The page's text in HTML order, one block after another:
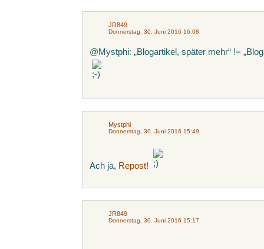
JR849
Donnerstag, 30. Juni 2016 16:08
@Mystphi: „Blogartikel, später mehr“ !=
Mystphi
Donnerstag, 30. Juni 2016 15:49
Ach ja, Repost!
JR849
Donnerstag, 30. Juni 2016 15:17